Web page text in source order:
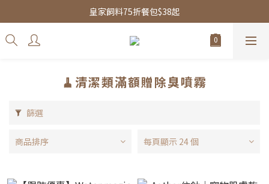
皇家飼料75折餐包$38起
皇家飼料75折餐包$38起
水魔素限時團購優惠
🧹清潔類滿額贈除臭噴霧
篩選
商品排序 每頁顯示 24 個